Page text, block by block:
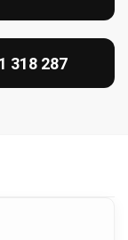
318 287